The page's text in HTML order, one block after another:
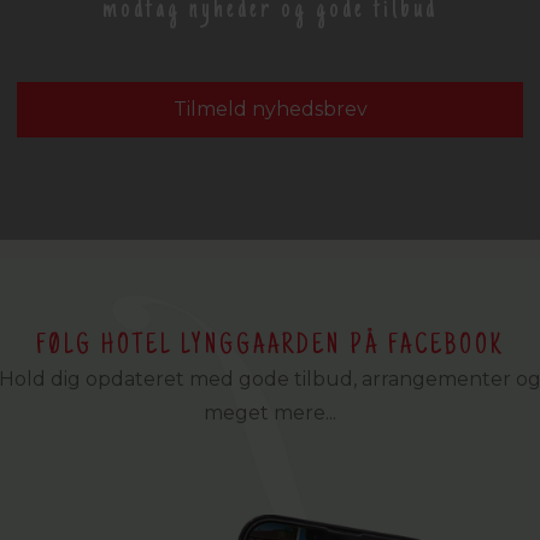
modtag nyheder og gode tilbud
Tilmeld nyhedsbrev
FØLG HOTEL LYNGGAARDEN PÅ FACEBOOK
Hold dig opdateret med gode tilbud, arrangementer og
meget mere...